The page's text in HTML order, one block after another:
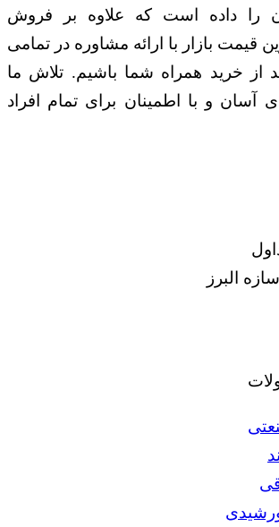
را داده است که علاوه بر فروش
قیمت بازار با ارائه مشاوره در تمامی
از خرید همراه شما باشیم. تلاش ما
آسان و با اطمینان برای تمام افراد
البرز